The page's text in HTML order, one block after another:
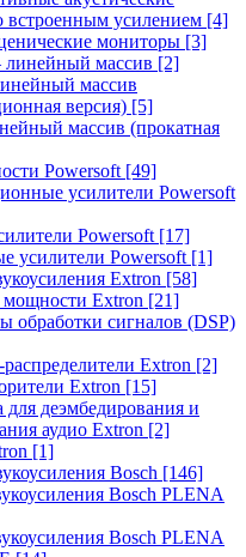
встроенным усилением [4]
мониторы [3]
массив [2]
массив
версия) [5]
массив (прокатная
Powersoft [49]
усилители Powersoft
Powersoft [17]
усилители Powersoft [1]
Extron [58]
мощности Extron [21]
обработки сигналов (DSP)
Extron [2]
Extron [15]
для деэмбедирования и
аудио Extron [2]
[1]
Bosch [146]
Bosch PLENA
Bosch PLENA